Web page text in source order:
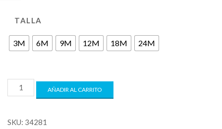
TALLA
3M 6M 9M 12M 18M 24M
AÑADIR AL CARRITO
SKU: 34281